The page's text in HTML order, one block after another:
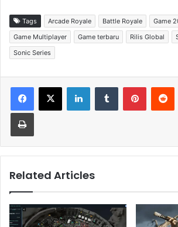
Tags Arcade Royale Battle Royale
Game
Game Multiplayer
Game terbaru Rilis Global
Sonic Series
Related Articles